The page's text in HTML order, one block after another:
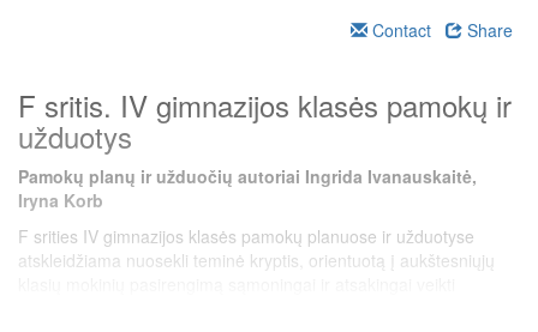
Contact Share
F sritis. IV gimnazijos klasės pamokų ir
užduotys
Pamokų planų ir užduočių autoriai Ingrida Ivanauskaitė,
Iryna Korb
F srities IV gimnazijos klasės pamokų planuose ir užduotyse
atskleidžiama nuosekli teminė kryptis, orientuotą į aukštesniųjų